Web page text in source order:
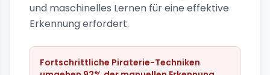
und maschinelles Lernen für eine effektive
Erkennung erfordert.
Fortschrittliche Piraterie-Techniken